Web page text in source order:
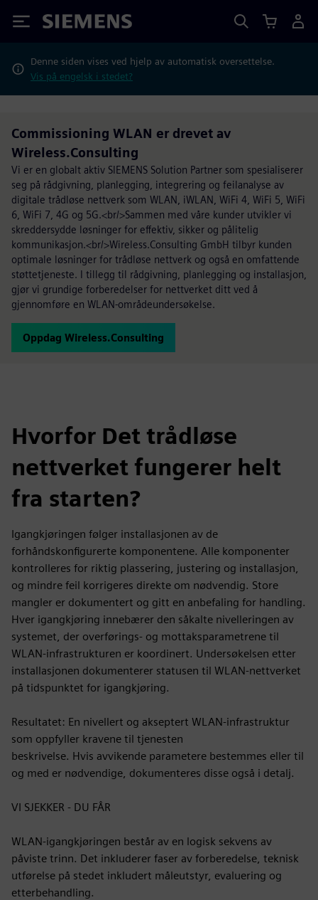
Siemens
Denne siden vises ved hjelp av automatisk oversettelse.
Vis på engelsk i stedet?
Commissioning WLAN er drevet av
Wireless.Consulting
Vi er en globalt aktiv SIEMENS Solution Partner som spesialiserer
seg på rådgivning, planlegging, integrering og feilanalyse av
digitale trådløse nettverk som WLAN, iWLAN, WiFi 4, WiFi 5, WiFi
6, WiFi 7, 4G og 5G.<br/>Sammen med våre kunder utvikler vi
skreddersydde løsninger for effektiv, sikker og pålitelig
kommunikasjon.<br/>Wireless.Consulting GmbH tilbyr kunden
optimale løsninger for trådløse nettverk og også en omfattende
støttetjeneste. I tillegg til rådgivning, planlegging og installasjon,
gjør vi grundige forberedelser for nettverket ditt ved å
gjennomføre en WLAN-områdeundersøkelse.
Oppdag Wireless.Consulting
Hvorfor Det trådløse
nettverket fungerer helt
fra starten?
Igangkjøringen følger installasjonen av de
forhåndskonfigurerte komponentene. Alle komponenter
kontrolleres for riktig plassering, justering og installasjon,
og mindre feil korrigeres direkte om nødvendig. Store
mangler er dokumentert og gitt en anbefaling for handling.
Hver igangkjøring innebærer den såkalte nivelleringen av
systemet, der overførings- og mottaksparametrene til
WLAN-infrastrukturen er koordinert. Undersøkelsen etter
installasjonen dokumenterer statusen til WLAN-nettverket
på tidspunktet for igangkjøring.
Resultatet: En nivellert og akseptert WLAN-infrastruktur
som oppfyller kravene til tjenesten
beskrivelse. Hvis avvikende parametere bestemmes eller til
og med er nødvendige, dokumenteres disse også i detalj.
VI SJEKKER - DU FÅR
WLAN-igangkjøringen består av en logisk sekvens av
påviste trinn. Det inkluderer faser av forberedelse, teknisk
utførelse på stedet inkludert måleutstyr, evaluering og
etterbehandling.